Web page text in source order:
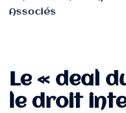
Associés
Le « deal
le droit